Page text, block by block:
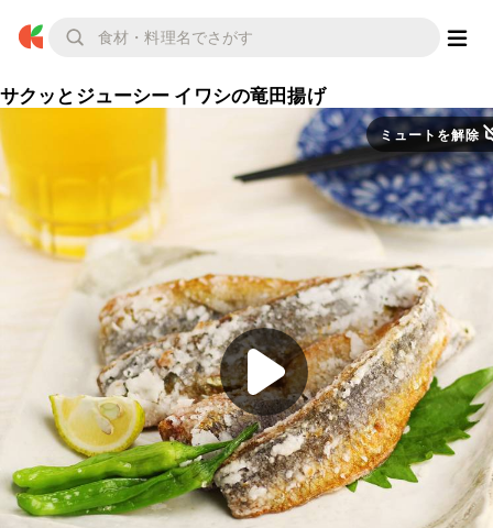
サクッとジューシー イワシの竜田揚げ
ミュートを解除